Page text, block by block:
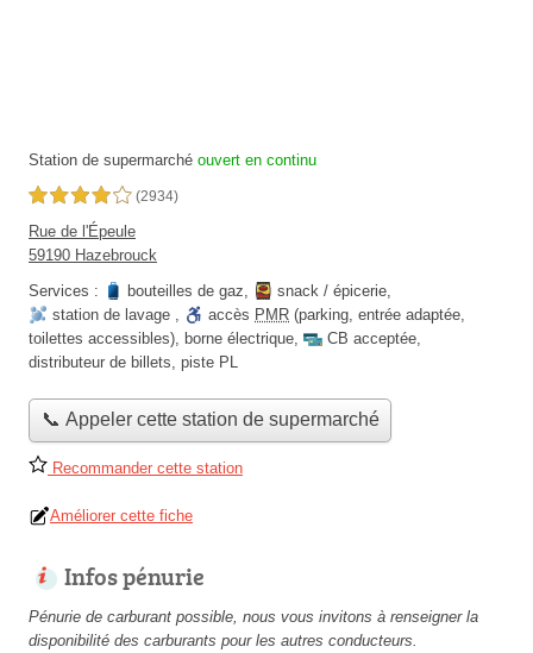
Station de supermarché ouvert en continu
4,0 étoiles sur 5 (2934)
Rue de l'Épeule
59190 Hazebrouck
Services :
bouteilles de gaz, snack / épicerie,
station de lavage , accès PMR (parking, entrée adaptée,
toilettes accessibles), borne électrique, CB acceptée,
distributeur de billets, piste PL
📞 Appeler cette station de supermarché
Recommander cette station
Améliorer cette fiche
Infos pénurie
Pénurie de carburant possible, nous vous invitons à renseigner la
disponibilité des carburants pour les autres conducteurs.